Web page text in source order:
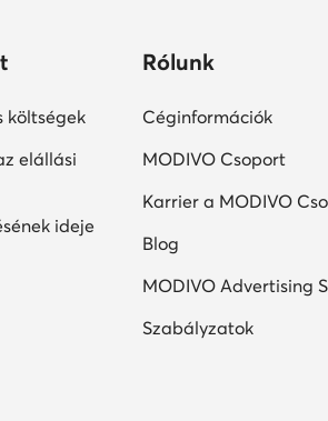
költségek
elállási
ideje
Rólunk
Céginformációk
MODIVO Csoport
Karrier a MODIVO
Blog
MODIVO Advertising
Szabályzatok